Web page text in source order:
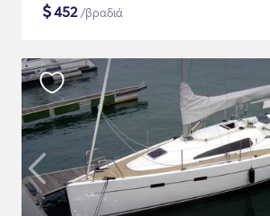
$452/βραδιά